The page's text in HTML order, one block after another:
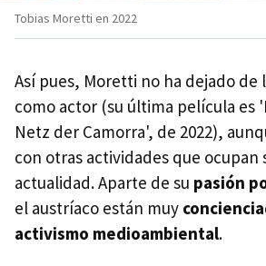
Tobias Moretti en 2022
Así pues, Moretti no ha dejado de
como actor (su última película es
Netz der Camorra', de 2022),
con otras actividades que ocupan
actualidad. Aparte de su pasión
el austríaco están muy
activismo medioambiental.